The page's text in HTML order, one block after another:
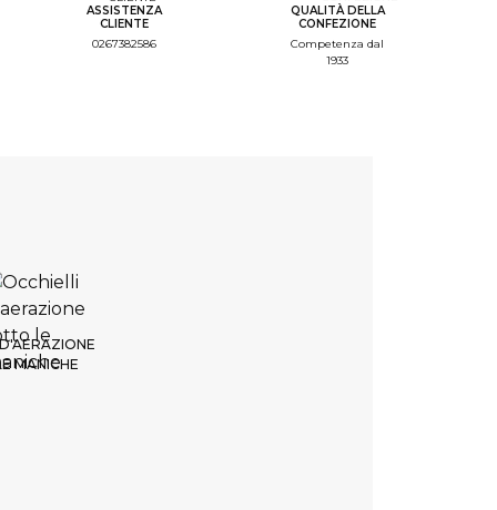
Monogramme
del colore
ASSISTENZA
CLIENTE
0267382586
QUALITÀ DELLA
CONFEZIONE
Competenza dal
1933
MANICHE